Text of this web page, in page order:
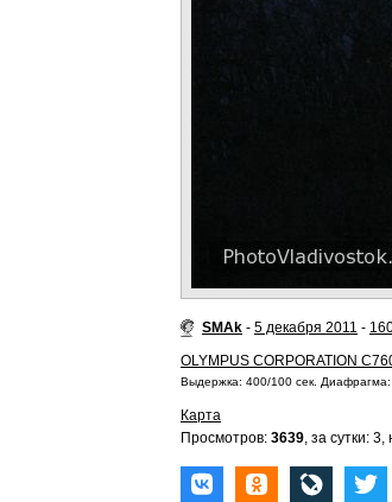
SMAk - 5 декабря 2011 -
OLYMPUS CORPORATION
Выдержка: 400/100 сек.
Карта
Просмотров: 3639, за сутки: